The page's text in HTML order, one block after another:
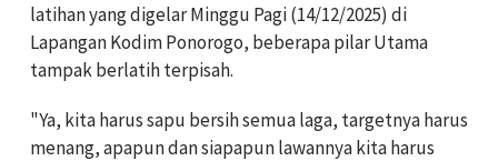
latihan yang digelar Minggu Pagi (14/12/2025) di
Lapangan Kodim Ponorogo, beberapa pilar Utama
tampak berlatih terpisah.
"Ya, kita harus sapu bersih semua laga, targetnya harus
menang, apapun dan siapapun lawannya kita harus